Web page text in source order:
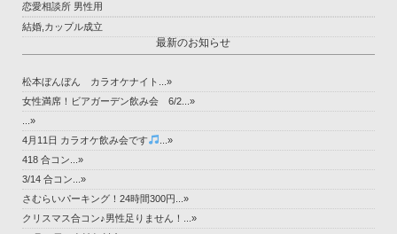
恋愛相談所 男性用
結婚,カップル成立
最新のお知らせ
松本ぼんぼん カラオケナイト...»
女性満席！ビアガーデン飲み会 6/2...»
...»
4月11日 カラオケ飲み会です
...»
418 合コン...»
3/14 合コン...»
さむらいパーキング！24時間300円...»
クリスマス合コン♪男性足りません！...»